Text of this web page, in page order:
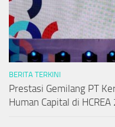
BERITA TERKINI
Prestasi Gemilang PT
Human Capital di